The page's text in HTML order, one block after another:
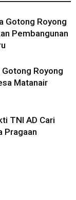
Gotong Royong
Pembangunan
Royong
Matanair
TNI AD Cari
Pragaan